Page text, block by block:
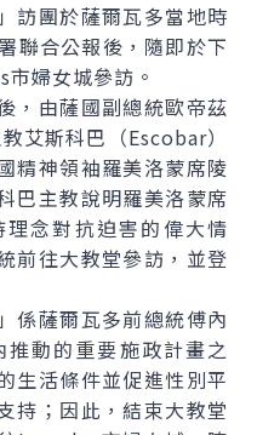
團於薩爾瓦多當地時
聯合公報後，隨即於下
婦女城參訪。
由薩國副總統歐帝茲
艾斯科巴（Escobar）
精神領袖羅美洛蒙席陵
巴主教說明羅美洛蒙席
念對抗迫害的偉大情
前往大教堂參訪，並登
薩爾瓦多前總統傅內
動的重要施政計畫之
生活條件並促進性別平
持；因此，結束大教堂